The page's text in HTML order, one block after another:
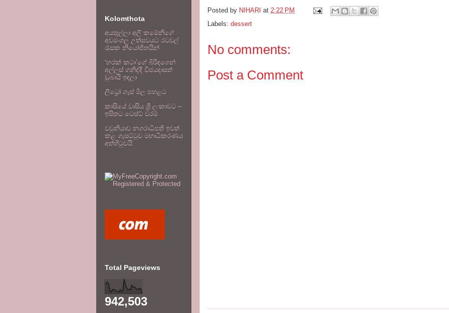
Posted by NIHARI at 2:22 PM
Labels: dessert
No comments:
Post a Comment
Kolomthota
අයතුල්ලා අලි කමේනිගේ
අවමංගල උත්සවයට රටවල්
රැසක නියෝජිතයින්
‘හරක් කටා’ගේ බිරිඳගෙන්
අල්ලස් ගනිද්දී විජයදාසත්
ඩුබායි ඉඳලා
ලිට්‍රෝ ගෑස් මිල පහළට
කාසියේ වාසිය ශ්‍රී ලංකාවට –
ඉසිතට ටෙස්ට් වරම්
වවුනියාව නගරාධිපති ඉවත්
කළ ගැසට්ටුව මහාධිකරණය
අත්හිටුවයි
Total Pageviews
942,503